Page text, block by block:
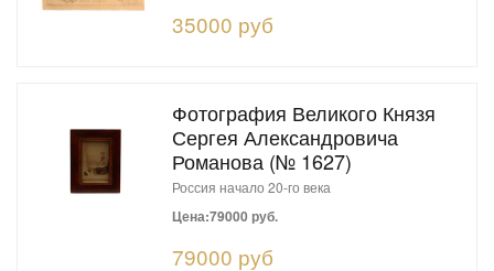
35000 руб
Фотография Великого Князя
Сергея Александровича
Романова (№ 1627)
Россия начало 20-го века
Цена:79000 руб.
79000 руб